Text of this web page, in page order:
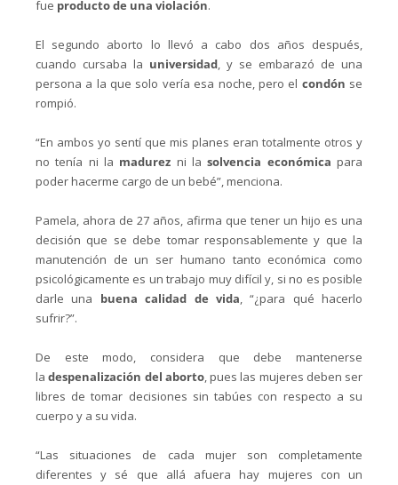
fue producto de una violación.
El segundo aborto lo llevó a cabo dos años después,
cuando cursaba la universidad, y se embarazó de una
persona a la que solo vería esa noche, pero el condón se
rompió.
“En ambos yo sentí que mis planes eran totalmente otros y
no tenía ni la madurez ni lasolvencia económica para
poder hacerme cargo de un bebé”, menciona.
Pamela, ahora de 27 años, afirma que tener un hijo es una
decisión que se debe tomar responsablemente y que la
manutención de un ser humano tanto económica como
psicológicamente es un trabajo muy difícil y, si no es posible
darle una buena calidad de vida, “¿para qué hacerlo
sufrir?”.
De este modo, considera que debe mantenerse
ladespenalización del aborto, pues las mujeres deben ser
libres de tomar decisiones sin tabúes con respecto a su
cuerpo y a su vida.
“Las situaciones de cada mujer son completamente
diferentes y sé que allá afuera hay mujeres con un